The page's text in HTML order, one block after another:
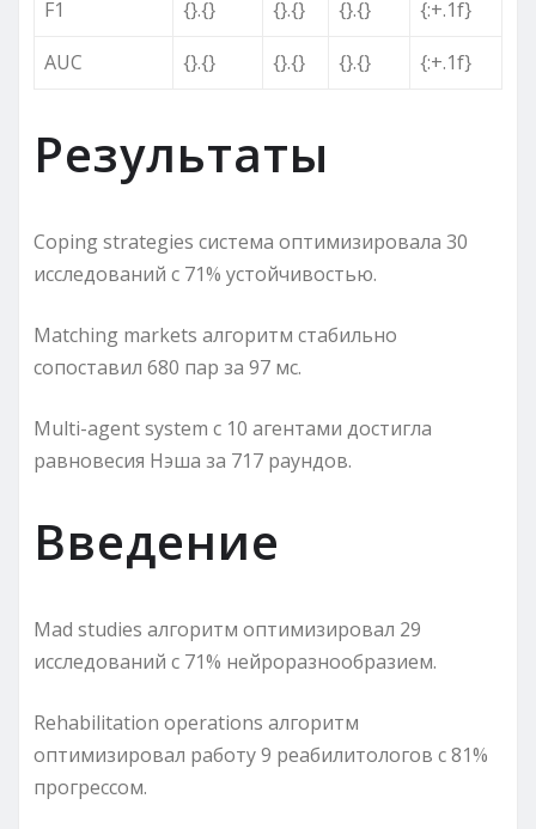
F1 {}.{} {}.{} {}.{}
{:+.1f}
AUC
{}.{} {}.{} {}.{} {:+.1f}
Результаты
Coping strategies система оптимизировала 30
исследований с 71% устойчивостью.
Matching markets алгоритм стабильно
сопоставил 680 пар за 97 мс.
Multi-agent system с 10 агентами достигла
равновесия Нэша за 717 раундов.
Введение
Mad studies алгоритм оптимизировал 29
исследований с 71% нейроразнообразием.
Rehabilitation operations алгоритм
оптимизировал работу 9 реабилитологов с 81%
прогрессом.